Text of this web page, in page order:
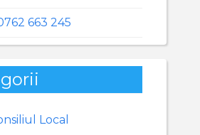
663 245
Local